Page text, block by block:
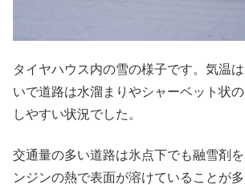
タイヤハウス内の雪の様子です。気温
いで道路は水溜まりやシャーベット状
しやすい状況でした。
交通量の多い道路は氷点下でも融雪剤
ンジンの熱で表面が溶けていることが